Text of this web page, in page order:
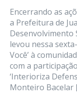
Encerrando as
a Prefeitura de
Desenvolvimento
levou nessa
Você’ à
com a
‘Interioriza
Monteiro Bacelar